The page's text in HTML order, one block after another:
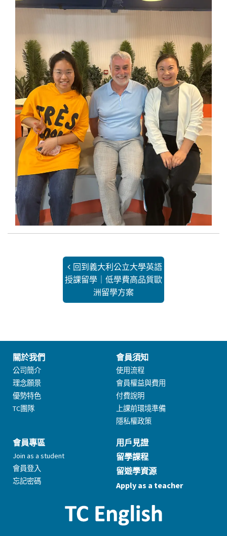
回到義大利公立大學英語
授課留學｜低學費高品質歐
洲留學方案
關於我們
公司簡介
理念願景
優勢特色
TC團隊
會員須知
使用流程
會員權益與費用
付費說明
上課前環境準備
隱私權政策
會員專區
Join as a student
會員登入
忘記密碼
用戶見證
留學課程
留遊學資源
Apply as a teacher